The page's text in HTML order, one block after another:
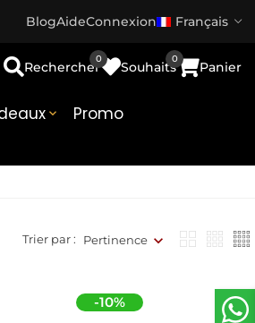
BlogAideConnexion Français
 Promo
Rechercher Souhaits
0
Panier
0
Trier par : Pertinence
-10%